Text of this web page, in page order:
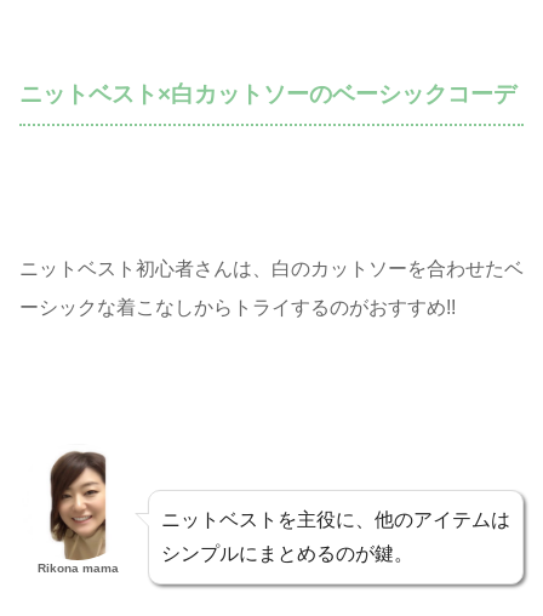
ニットベスト×白カットソーのベーシックコーデ
ニットベスト初心者さんは、白のカットソーを合わせたベ
ーシックな着こなしからトライするのがおすすめ!!
Rikona mama
ニットベストを主役に、他のアイテムは
シンプルにまとめるのが鍵。